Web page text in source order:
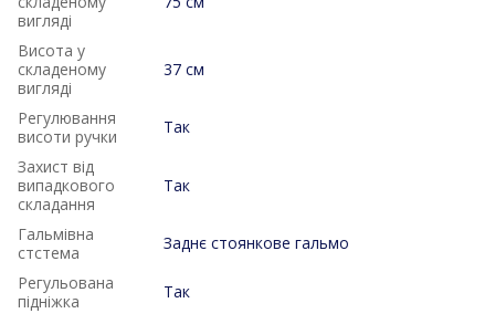
вигляді
Висота у
складеному
вигляді
37 см
Регулювання
висоти ручки
Так
Захист від
випадкового
складання
Так
Гальмівна
стстема
Заднє стоянкове гальмо
Регульована
підніжка
Так